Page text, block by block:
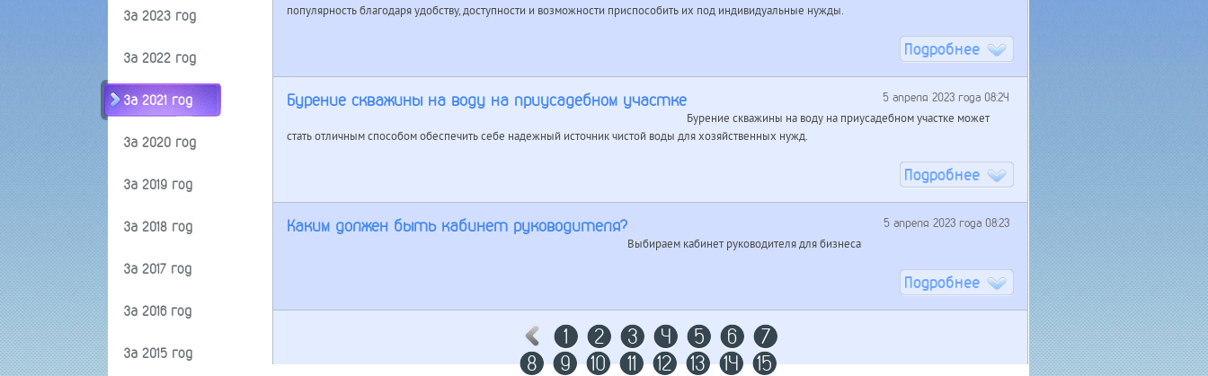
За 2023 год
За 2022 год
За 2021 год
За 2020 год
За 2019 год
За 2018 год
За 2017 год
За 2016 год
За 2015 год
популярность благодаря удобству, доступности и возможности приспособить их под индивидуальные нужды.
Подробнее
Бурение скважины на воду на приусадебном участке
5 апреля 2023 года 08:24
Бурение скважины на воду на приусадебном участке может
стать отличным способом обеспечить себе надежный источник чистой воды для хозяйственных нужд.
Подробнее
Каким должен быть кабинет руководителя?
5 апреля 2023 года 08:23
Выбираем кабинет руководителя для бизнеса
Подробнее
1 2 3 4 5 6
7
8
9 10 11 12 13 14
15